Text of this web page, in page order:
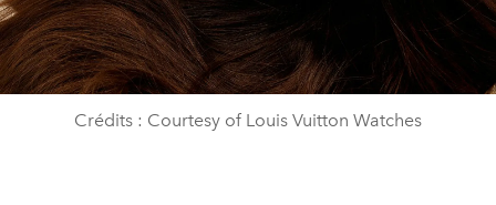
Crédits : Courtesy of Louis Vuitton Watches